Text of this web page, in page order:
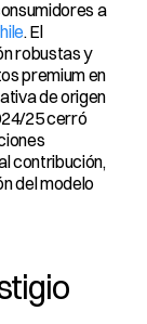
a
. El
robustas y
premium en
de origen
25 cerró
contribución,
del modelo